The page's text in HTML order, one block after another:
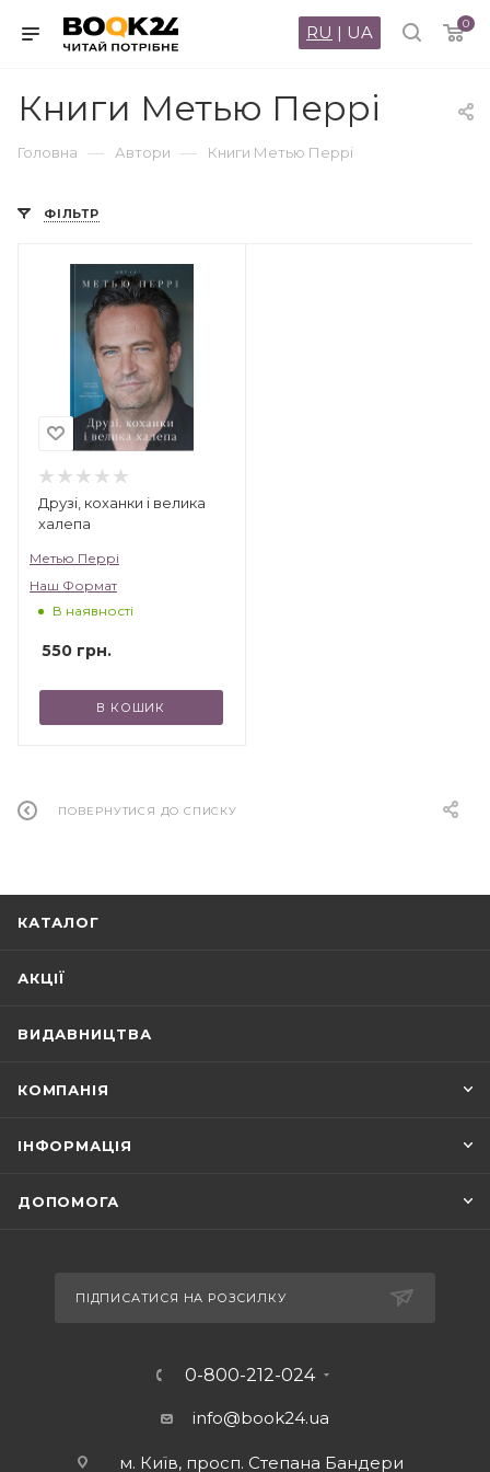
0
RU | UA
Книги Метью Перрі
Головна — Автори — Книги Метью Перрі
ФІЛЬТР
Друзі, коханки і велика
халепа
Метью Перрі
Наш Формат
В наявності
550 грн.
В КОШИК
ПОВЕРНУТИСЯ ДО СПИСКУ
КАТАЛОГ
АКЦІЇ
ВИДАВНИЦТВА
КОМПАНІЯ
ІНФОРМАЦІЯ
ДОПОМОГА
ПІДПИСАТИСЯ НА РОЗСИЛКУ
0-800-212-024
info@book24.ua
м. Київ, просп. Степана Бандери